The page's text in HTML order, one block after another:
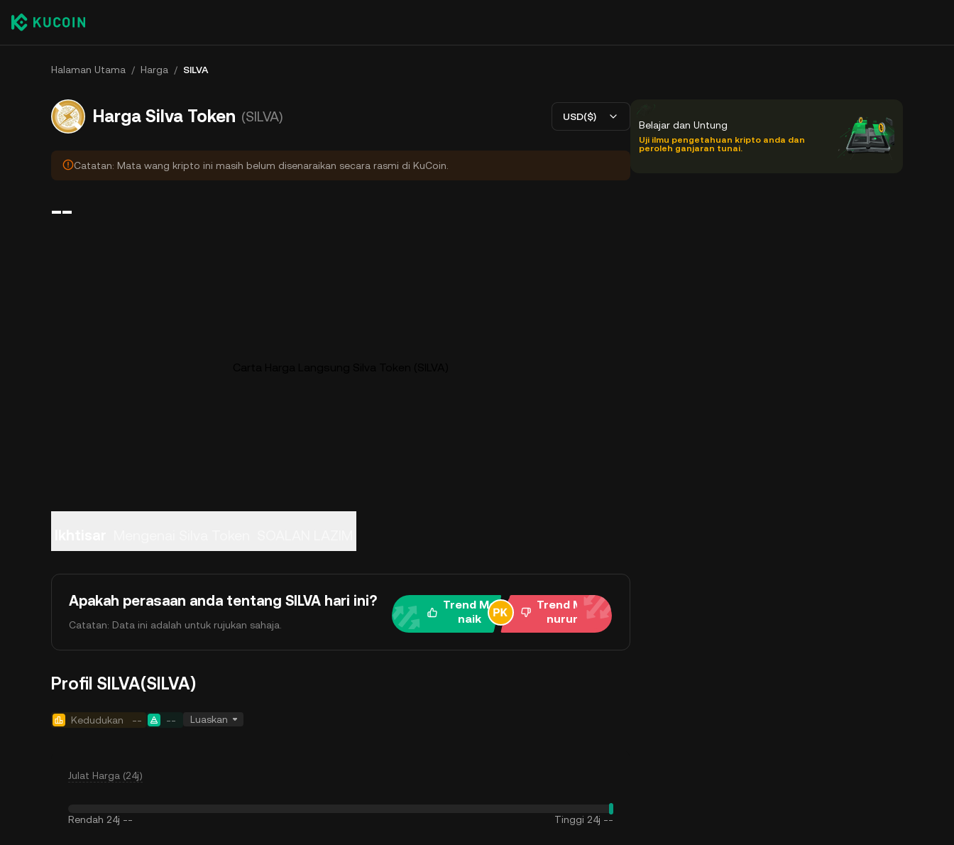
Halaman Utama / Harga / SILVA
Harga Silva Token (SILVA) USD($)
Catatan: Mata wang kripto ini masih belum disenaraikan secara rasmi di KuCoin.
--
Apakah perasaan anda tentang SILVA hari ini?
Catatan: Data ini adalah untuk rujukan sahaja.
Trend Me
naik
Trend Me
nurun
Profil SILVA(SILVA)
Kedudukan -- -- Luaskan
Julat Harga (24j)
Rendah 24j -- Tinggi 24j --
Belajar dan Untung
Uji ilmu pengetahuan kripto anda dan
peroleh ganjaran tunai.